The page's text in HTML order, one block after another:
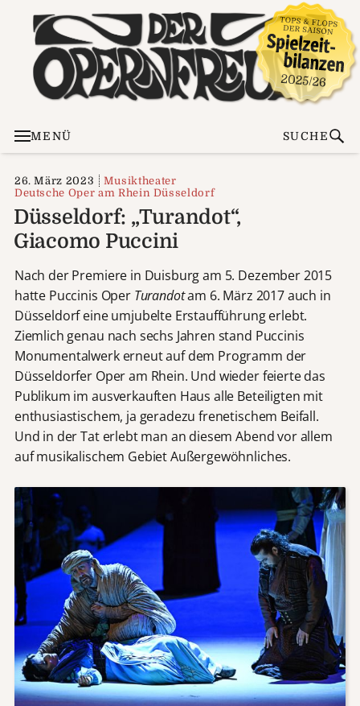
MENÜ SUCHE
26. März 2023
Musiktheater
Deutsche Oper am Rhein Düsseldorf
Düsseldorf: „Turandot“,
Giacomo Puccini
Nach der Premiere in Duisburg am 5. Dezember 2015
hatte Puccinis Oper Turandotam 6. März 2017 auch in
Düsseldorf eine umjubelte Erstaufführung erlebt.
Ziemlich genau nach sechs Jahren stand Puccinis
Monumentalwerk erneut auf dem Programm der
Düsseldorfer Oper am Rhein. Und wieder feierte das
Publikum im ausverkauften Haus alle Beteiligten mit
enthusiastischem, ja geradezu frenetischem Beifall.
Und in der Tat erlebt man an diesem Abend vor allem
auf musikalischem Gebiet Außergewöhnliches.